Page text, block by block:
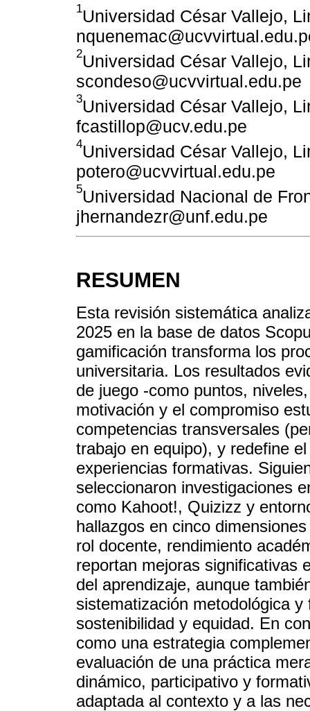
1Universidad César Vallejo,
2Universidad César Vallejo,
scondeso@ucvvirtual.edu.pe
3Universidad César Vallejo,
fcastillop@ucv.edu.pe
4Universidad César Vallejo,
potero@ucvvirtual.edu.pe
5Universidad Nacional de
jhernandezr@unf.edu.pe
RESUMEN
Esta revisión sistemática
2025 en la base de datos
gamificación transforma los
universitaria. Los resultados
de juego -como puntos,
motivación y el compromiso
competencias transversales
trabajo en equipo), y redefine
experiencias formativas.
seleccionaron investigaciones
como Kahoot!, Quizizz y
hallazgos en cinco
rol docente, rendimiento
reportan mejoras significativas
del aprendizaje, aunque
sistematización metodológica
sostenibilidad y equidad. En
como una estrategia
evaluación de una práctica
dinámico, participativo y
adaptada al contexto y a las